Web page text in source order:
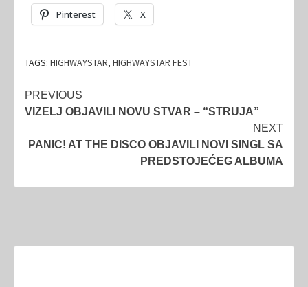
Pinterest X
TAGS: HIGHWAYSTAR, HIGHWAYSTAR FEST
Post
navigation
PREVIOUS
VIZELJ OBJAVILI NOVU STVAR – “STRUJA”
NEXT
PANIC! AT THE DISCO OBJAVILI NOVI SINGL SA
PREDSTOJEĆEG ALBUMA